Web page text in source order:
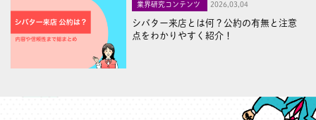
業界研究コンテンツ 2026,03,04
シバター来店とは何？公約の有無と注意
点をわかりやすく紹介！